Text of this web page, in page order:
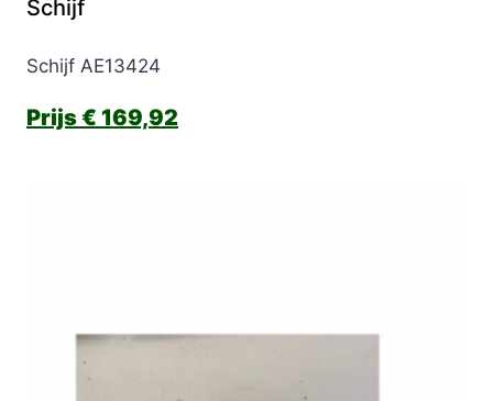
Schijf
Schijf AE13424
€ 169,92